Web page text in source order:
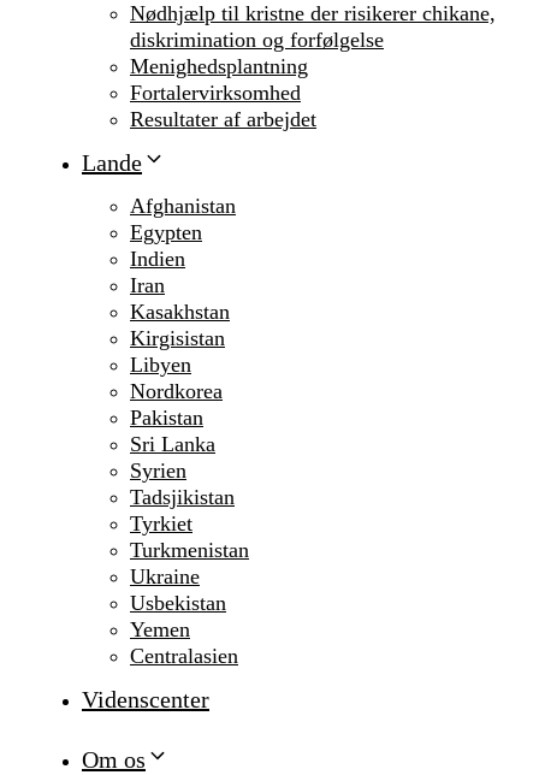
Nødhjælp til kristne der risikerer chikane,
diskrimination og forfølgelse
Menighedsplantning
Fortalervirksomhed
Resultater af arbejdet
Lande
Afghanistan
Egypten
Indien
Iran
Kasakhstan
Kirgisistan
Libyen
Nordkorea
Pakistan
Sri Lanka
Syrien
Tadsjikistan
Tyrkiet
Turkmenistan
Ukraine
Usbekistan
Yemen
Centralasien
Videnscenter
Om os